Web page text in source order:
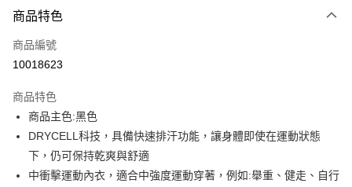
信用卡一次付款
LINE Pay
街口支付
悠遊付
Google Pay
商品特色
商品編號
10018623
商品特色
商品主色:黑色
DRYCELL科技，具備快速排汗功能，讓身體即使在運動狀態
下，仍可保持乾爽與舒適
中衝擊運動內衣，適合中強度運動穿著，例如:舉重、健走、自行